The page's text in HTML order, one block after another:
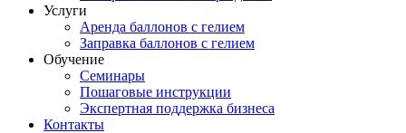
Услуги
Аренда баллонов с гелием
Заправка баллонов с гелием
Обучение
Семинары
Пошаговые инструкции
Экспертная поддержка бизнеса
Контакты